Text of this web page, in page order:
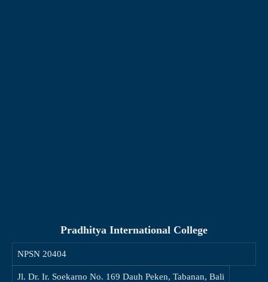
Pradhitya International College
NPSN 20404
Jl. Dr. Ir. Soekarno No. 169 Dauh Peken, Tabanan, Bali